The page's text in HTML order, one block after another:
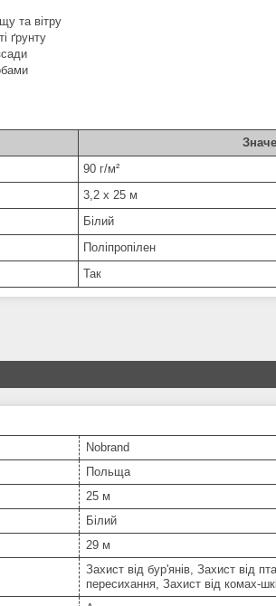
та вітру
ґрунту
90 г/м²
3,2 x 25 м
Білий
Поліпропілен
Так
Nobrand
Польща
25 м
Білий
29 м
Захист від бур'янів, Захист від
пересихання, Захист від комах-